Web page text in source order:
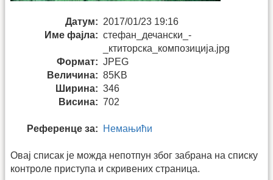
Датум: 2017/01/23 19:16
Име фајла: стефан_дечански_-
_ктиторска_композиција.jpg
Формат: JPEG
Величина: 85KB
Ширина: 346
Висина: 702
Референце за: Немањићи
Овај списак је можда непотпун због забрана на списку
контроле приступа и скривених страница.